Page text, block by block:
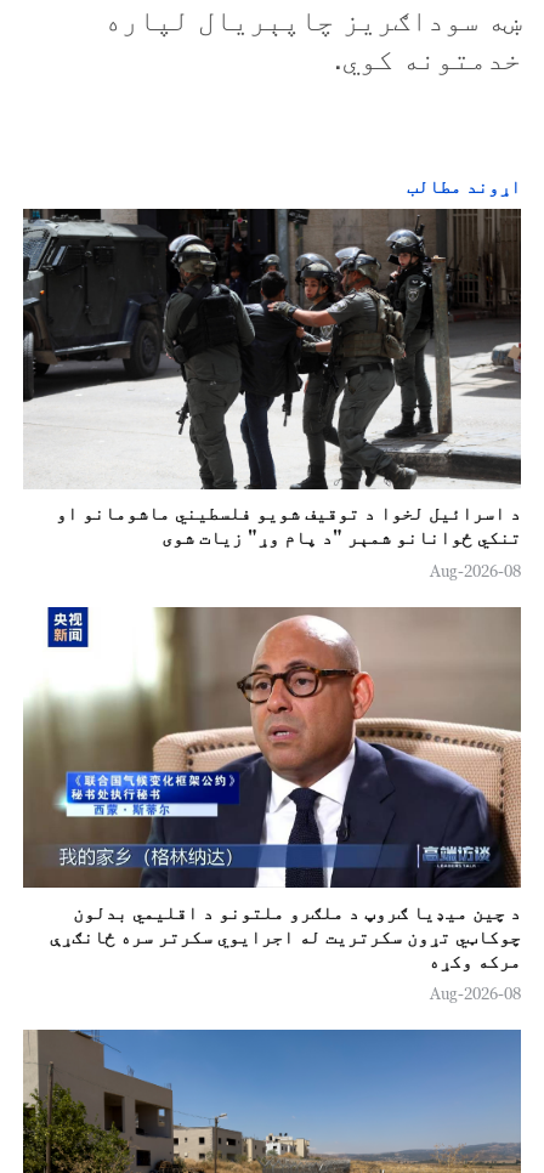
ښه سوداګريز چاپېريال لپاره
خدمتونه کوي.
اړوند مطالب
د اسرائيل لخوا د توقيف شویو فلسطیني ماشومانو او
تنکي ځوانانو شمېر "د پام وړ" زیات شوی
08-Aug-2026
د چين ميډيا ګروپ د ملګرو ملتونو د اقلیمي بدلون
چوکاټي تړون سکرتريت له اجرایوي سکرتر سره ځانګړې
مرکه وکړه
08-Aug-2026